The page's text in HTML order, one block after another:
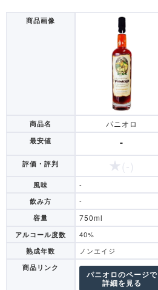
商品画像
商品名 パニオロ
最安値 -
評価・評判 (-)
風味 -
飲み方 -
容量 750ml
アルコール度数 40%
熟成年数 ノンエイジ
商品リンク
パニオロのページで
詳細を見る